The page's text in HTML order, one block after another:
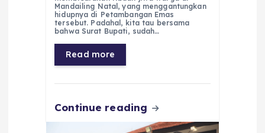
e
b
o
o
k
ts
A
p
p
g
r
a
m
e
n
l
re
Mandailing Natal, yang menggantungkan
hidupnya di Petambangan Emas
tersebut. Padahal, kita tau bersama
bahwa Surat Bupati, sudah…
Read more
Continue reading